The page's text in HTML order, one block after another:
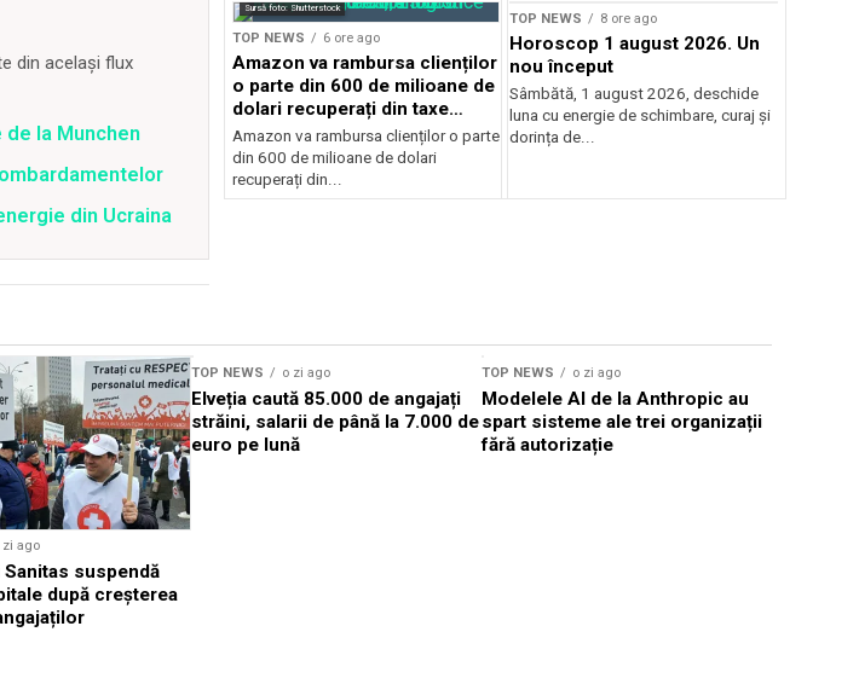
din același flux
la Munchen
din Ucraina
Sursă foto: Shutterstock
TOP NEWS 6 ore ago
Amazon va rambursa clienților
o parte din 600 de milioane de
dolari recuperați din taxe
vamale
Amazon va rambursa clienților o parte
din 600 de milioane de dolari
recuperați din...
TOP NEWS 8 ore ago
Horoscop 1 august 2026. Un
nou început
Sâmbătă, 1 august 2026, deschide
luna cu energie de schimbare, curaj și
dorința de...
zi ago
suspendă
după creșterea
TOP NEWS o zi ago
Elveția caută 85.000 de angajați
străini, salarii de până la 7.000 de
euro pe lună
TOP NEWS o zi ago
Modelele AI de la Anthropic au
spart sisteme ale trei organizații
fără autorizație